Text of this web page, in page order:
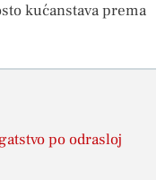
kućanstava prema
po odrasloj